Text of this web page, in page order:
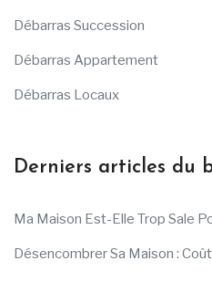
Débarras Succession
Débarras Appartement
Débarras Locaux
Derniers articles du
Ma Maison Est-Elle Trop Sale
Désencombrer Sa Maison :